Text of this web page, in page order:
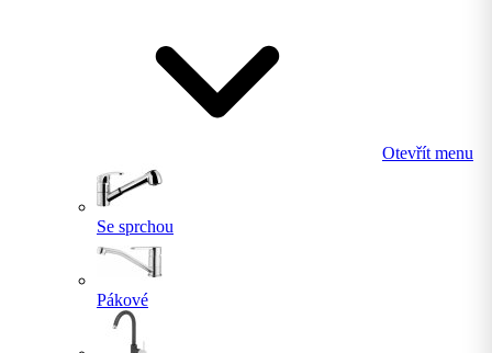
Otevřít menu
Se sprchou
Pákové